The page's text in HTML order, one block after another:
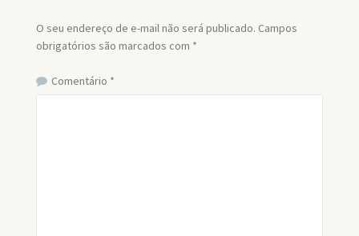
O seu endereço de e-mail não será publicado. Campos
obrigatórios são marcados com *
Comentário *